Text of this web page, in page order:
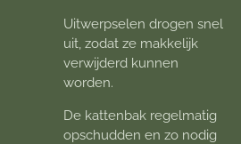
Uitwerpselen drogen snel
uit, zodat ze makkelijk
verwijderd kunnen
worden.
De kattenbak regelmatig
opschudden en zo nodig